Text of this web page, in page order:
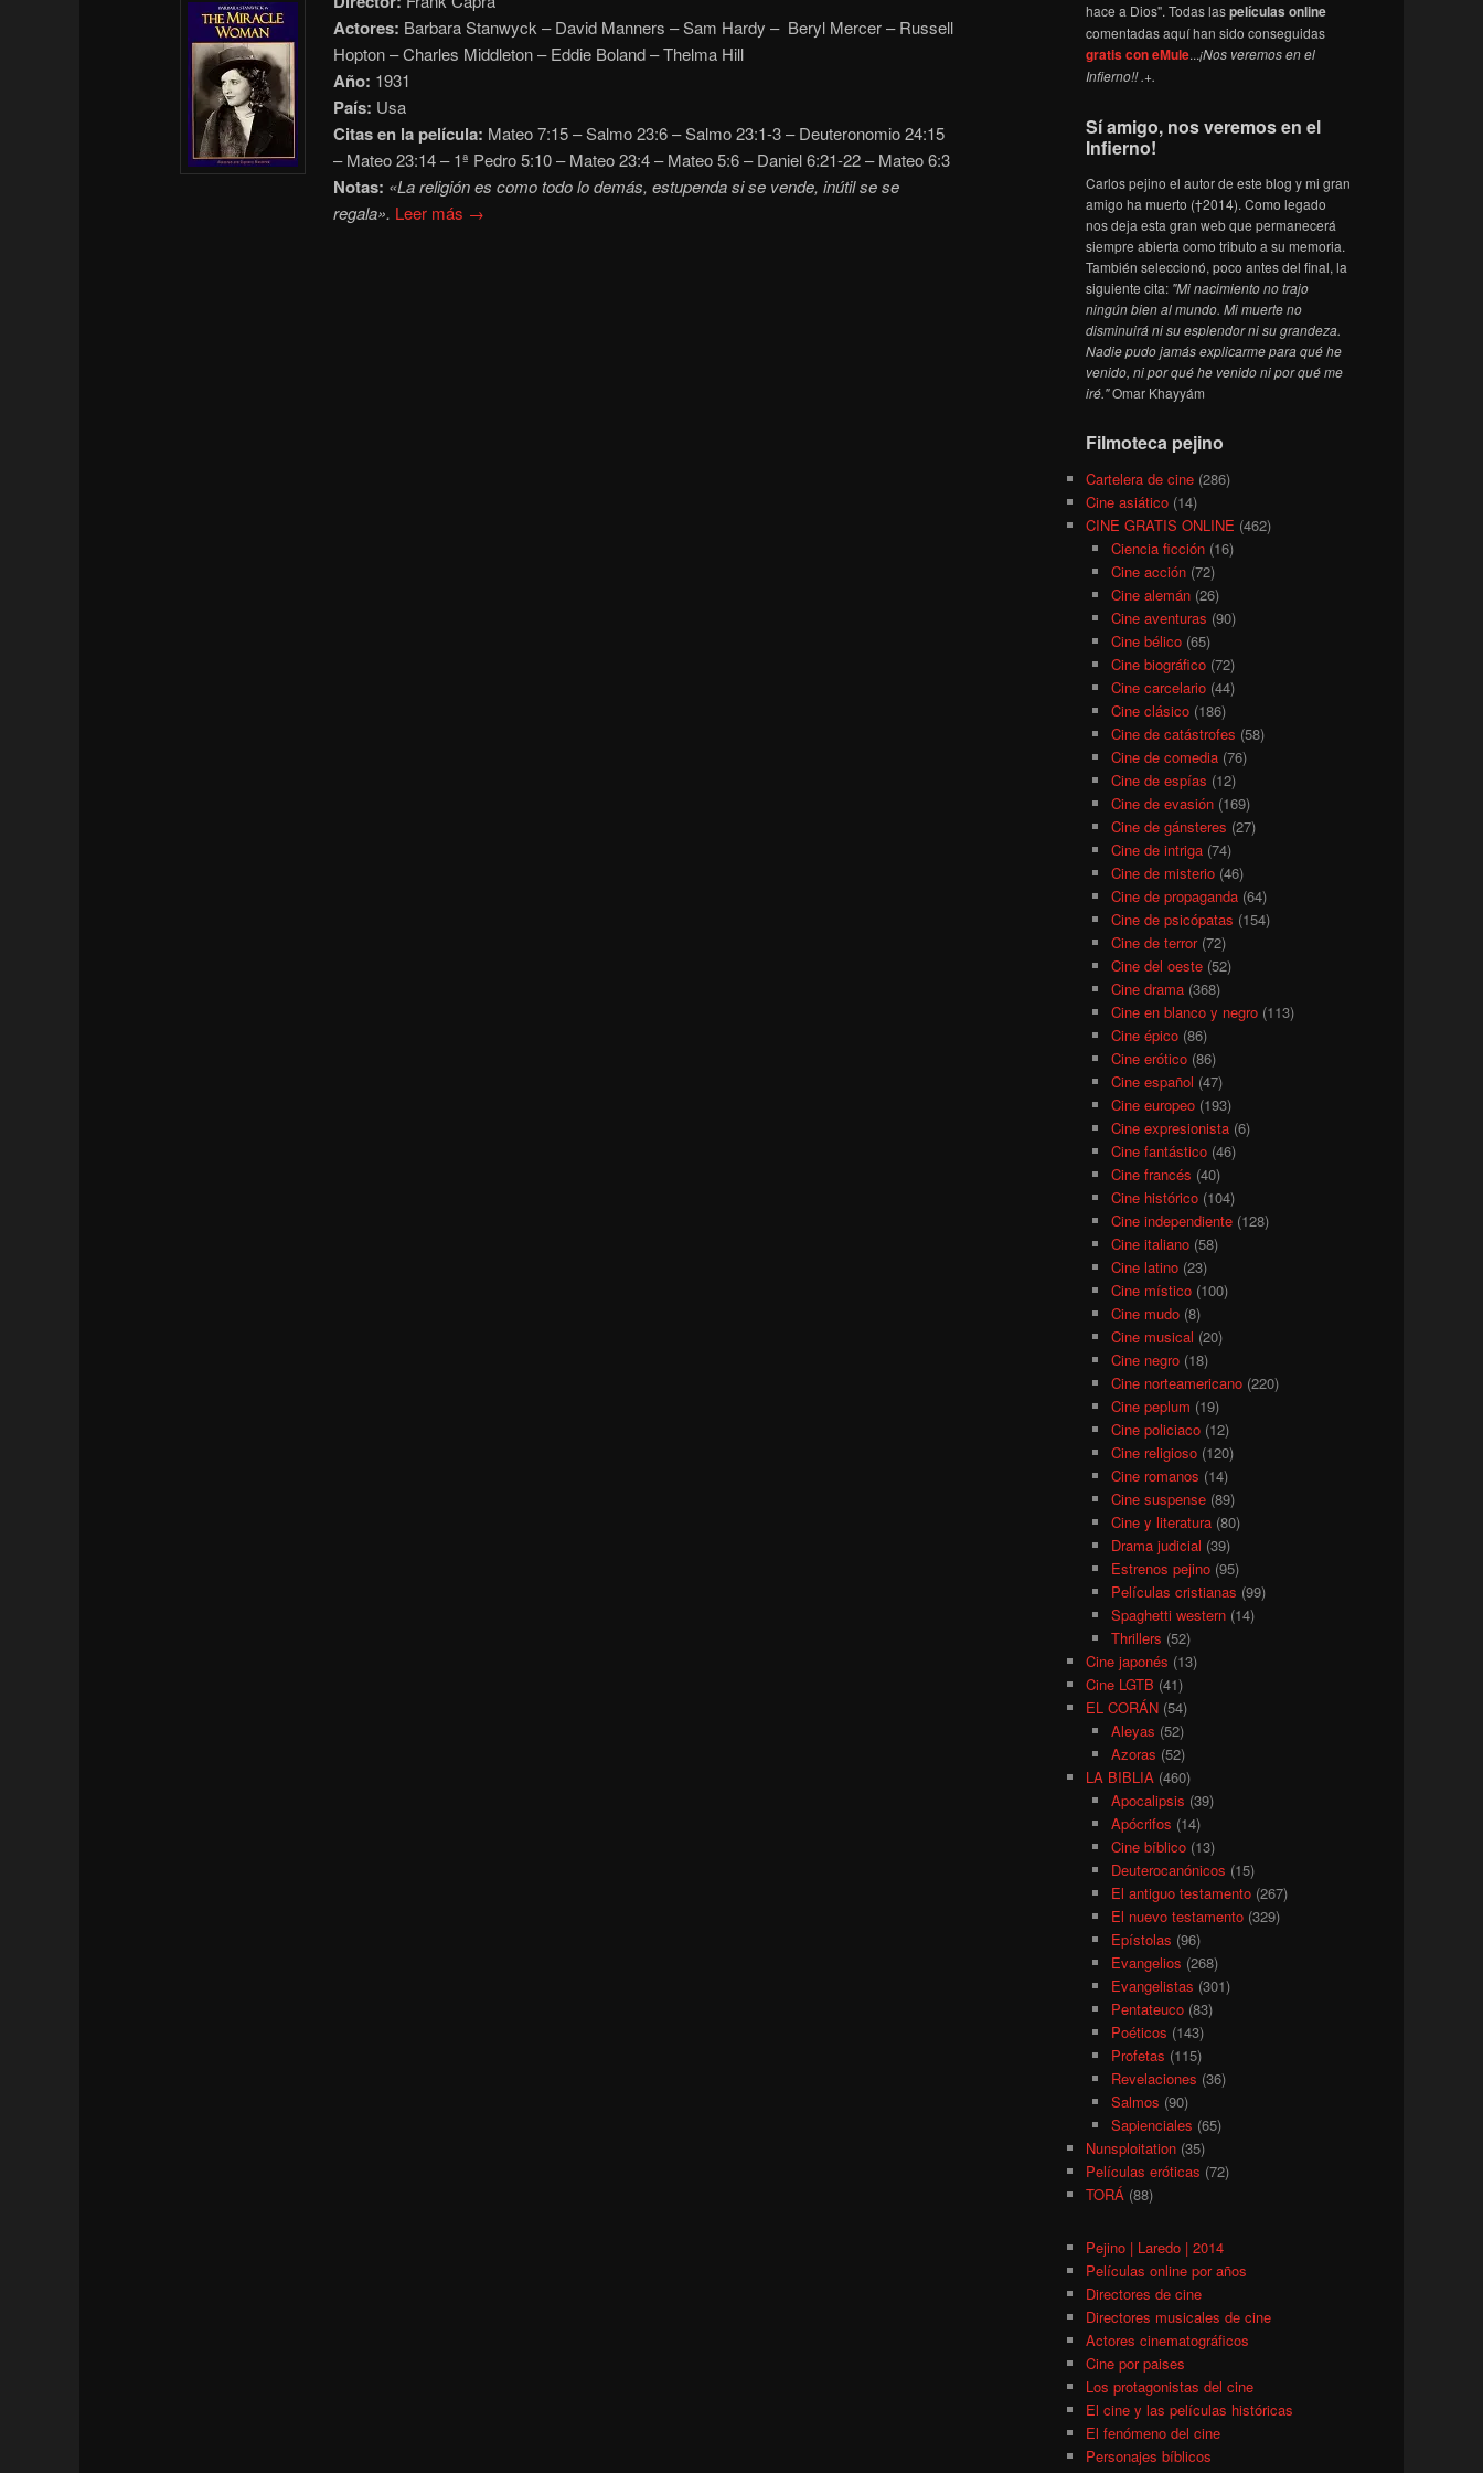
Actores: Barbara Stanwyck – David Manners – Sam Hardy – Beryl Mercer – Russell
Hopton – Charles Middleton – Eddie Boland – Thelma Hill
Año: 1931
País: Usa
Citas en la película: Mateo 7:15 – Salmo 23:6 – Salmo 23:1-3 – Deuteronomio 24:15
– Mateo 23:14 – 1ª Pedro 5:10 – Mateo 23:4 – Mateo 5:6 – Daniel 6:21-22 – Mateo 6:3
Notas: «La religión es como todo lo demás, estupenda si se vende, inútil se se
regala». Leer más →
hace a Dios". Todas laspelículas online
comentadas aquí han sido conseguidas
gratis con eMule...¡Nos veremos en el
Infierno!! .+.
Sí amigo, nos veremos en el
Infierno!
Carlos pejino el autor de este blog y mi gran
amigo ha muerto (†2014). Como legado
nos deja esta gran web que permanecerá
siempre abierta como tributo a su memoria.
También seleccionó, poco antes del final, la
siguiente cita: "Mi nacimiento no trajo
ningún bien al mundo. Mi muerte no
disminuirá ni su esplendor ni su grandeza.
Nadie pudo jamás explicarme para qué he
venido, ni por qué he venido ni por qué me
iré."Omar Khayyám
Filmoteca pejino
Cartelera de cine (286)
Cine asiático (14)
CINE GRATIS ONLINE (462)
Ciencia ficción(16)
Cine acción(72)
Cine alemán(26)
Cine aventuras (90)
Cine bélico(65)
Cine biográfico(72)
Cine carcelario(44)
Cine clásico(186)
Cine de catástrofes (58)
Cine de comedia(76)
Cine de espías (12)
Cine de evasión(169)
Cine de gánsteres (27)
Cine de intriga(74)
Cine de misterio(46)
Cine de propaganda(64)
Cine de psicópatas (154)
Cine de terror(72)
Cine del oeste(52)
Cine drama(368)
Cine en blanco y negro(113)
Cine épico(86)
Cine erótico(86)
Cine español (47)
Cine europeo(193)
Cine expresionista(6)
Cine fantástico(46)
Cine francés (40)
Cine histórico(104)
Cine independiente(128)
Cine italiano(58)
Cine latino(23)
Cine místico(100)
Cine mudo(8)
Cine musical (20)
Cine negro(18)
Cine norteamericano(220)
Cine peplum (19)
Cine policiaco(12)
Cine religioso(120)
Cine romanos (14)
Cine suspense(89)
Cine y literatura(80)
Drama judicial (39)
Estrenos pejino(95)
Películas cristianas (99)
Spaghetti western(14)
Thrillers (52)
Cine japonés (13)
Cine LGTB (41)
EL CORÁN (54)
Aleyas (52)
Azoras (52)
LA BIBLIA (460)
Apocalipsis (39)
Apócrifos (14)
Cine bíblico(13)
Deuterocanónicos (15)
El antiguo testamento(267)
El nuevo testamento(329)
Epístolas (96)
Evangelios (268)
Evangelistas (301)
Pentateuco(83)
Poéticos (143)
Profetas (115)
Revelaciones (36)
Salmos (90)
Sapienciales (65)
Nunsploitation (35)
Películas eróticas (72)
TORÁ (88)
Pejino | Laredo | 2014
Películas online por años
Directores de cine
Directores musicales de cine
Actores cinematográficos
Cine por paises
Los protagonistas del cine
El cine y las películas históricas
El fenómeno del cine
Personajes bíblicos